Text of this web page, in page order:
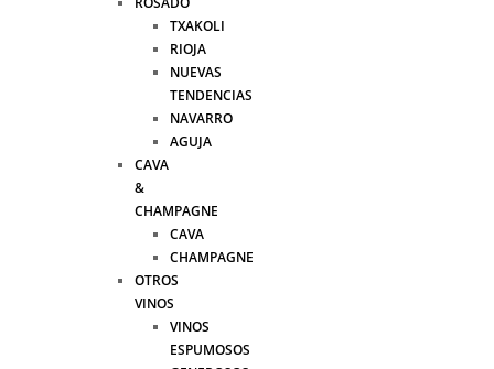
TXAKOLI
RIOJA
NUEVAS
TENDENCIAS
NAVARRO
AGUJA
CAVA
&
CHAMPAGNE
CAVA
CHAMPAGNE
OTROS
VINOS
VINOS
ESPUMOSOS